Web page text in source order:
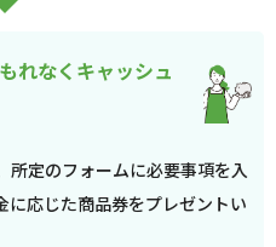
れなくキャッシュ
所定のフォームに必要事項を入
に応じた商品券をプレゼントい